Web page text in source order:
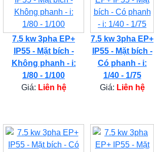
7.5 kw 3pha EP+
IP55 - Mặt bích -
Không phanh - i:
1/80 - 1/100
Giá: Liên hệ
7.5 kw 3pha EP+
IP55 - Mặt bích -
Có phanh - i:
1/40 - 1/75
Giá: Liên hệ